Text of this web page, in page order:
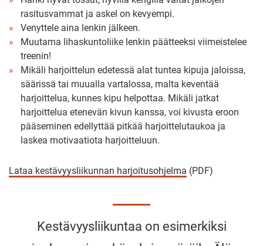
rasitusvammat ja askel on kevyempi.
Venyttele aina lenkin jälkeen.
Muutama lihaskuntoliike lenkin päätteeksi viimeistelee
treenin!
Mikäli harjoittelun edetessä alat tuntea kipuja jaloissa,
säärissä tai muualla vartalossa, malta keventää
harjoittelua, kunnes kipu helpottaa. Mikäli jatkat
harjoittelua etenevän kivun kanssa, voi kivusta eroon
pääseminen edellyttää pitkää harjoittelutaukoa ja
laskea motivaatiota harjoitteluun.
Lataa kestävyysliikunnan harjoitusohjelma (PDF)
Kestävyysliikuntaa on esimerkiksi